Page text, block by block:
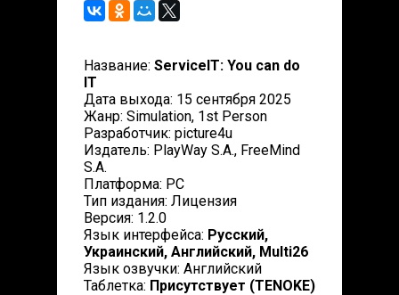
Название: ServiceIT: You can do
IT
Дата выхода: 15 сентября 2025
Жанр: Simulation, 1st Person
Разработчик: picture4u
Издатель: PlayWay S.A., FreeMind
S.A.
Платформа: PC
Тип издания: Лицензия
Версия: 1.2.0
Язык интерфейса: Русский,
Украинский, Английский, Multi26
Язык озвучки: Английский
Таблетка: Присутствует (TENOKE)